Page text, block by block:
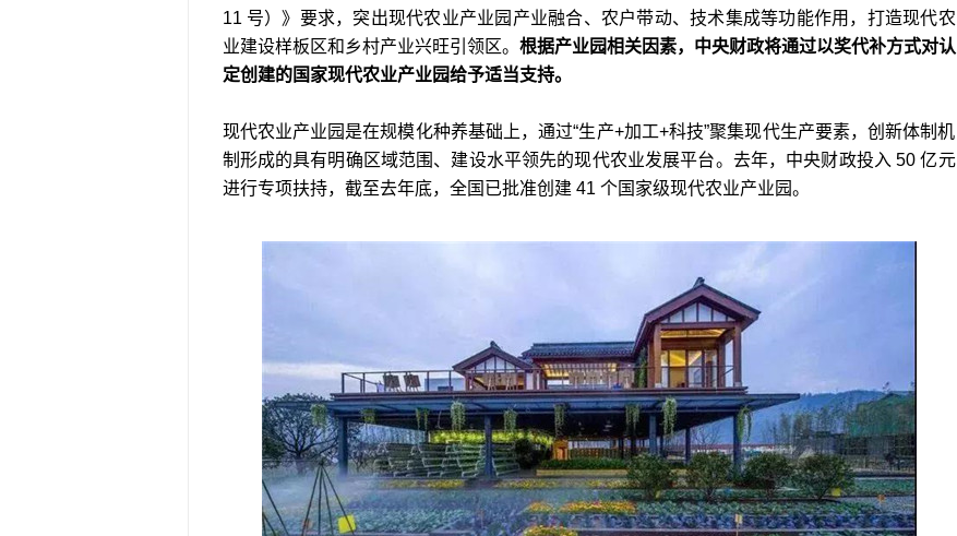
11 号）》要求，突出现代农业产业园产业融合、农户带动、技术集成等功能作用，打造现代农
业建设样板区和乡村产业兴旺引领区。 根据产业园相关因素，中央财政将通过以奖代补方式对认
定创建的国家现代农业产业园给予适当支持。
现代农业产业园是在规模化种养基础上，通过“生产+加工+科技”聚集现代生产要素，创新体制机
制形成的具有明确区域范围、建设水平领先的现代农业发展平台。去年，中央财政投入 50 亿元
进行专项扶持，截至去年底，全国已批准创建 41 个国家级现代农业产业园。